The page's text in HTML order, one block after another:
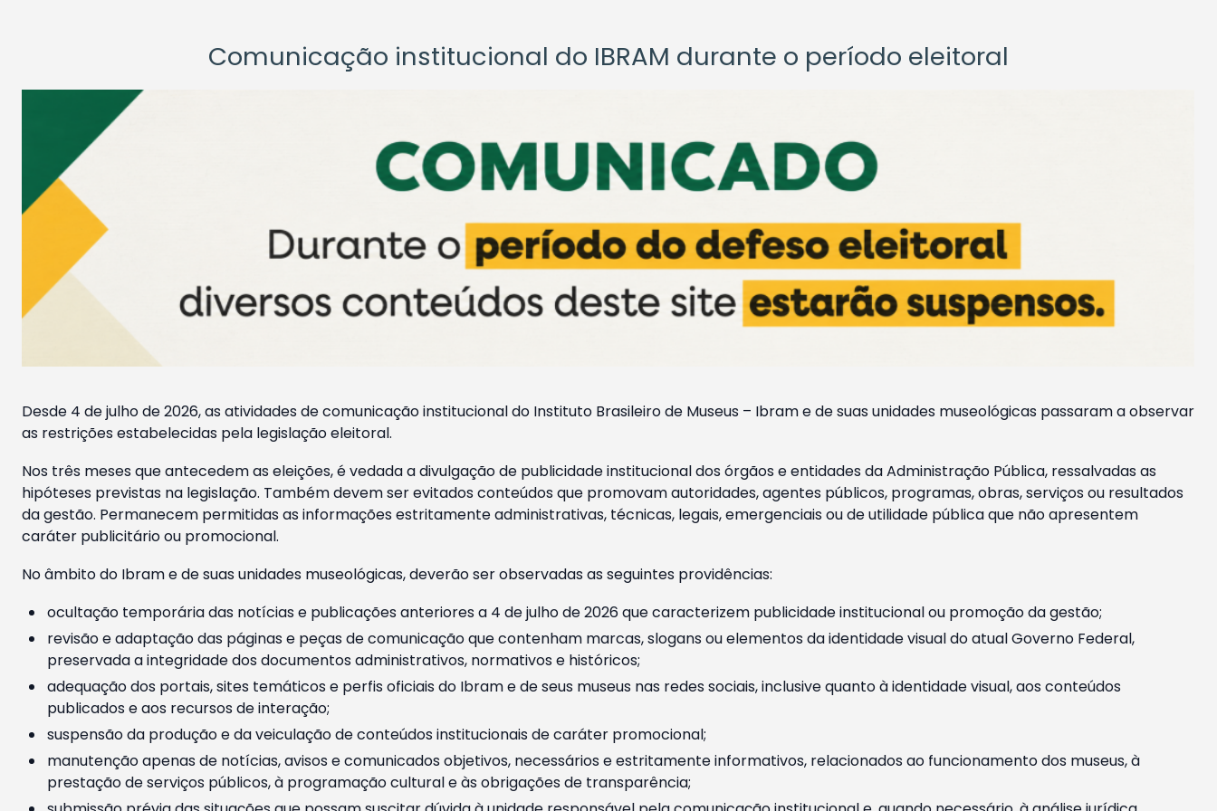
Comunicação institucional do IBRAM durante o período eleitoral
Desde 4 de julho de 2026, as atividades de comunicação institucional do Instituto Brasileiro de Museus – Ibram e de suas unidades museológicas passaram a observar
as restrições estabelecidas pela legislação eleitoral.
Nos três meses que antecedem as eleições, é vedada a divulgação de publicidade institucional dos órgãos e entidades da Administração Pública, ressalvadas as
hipóteses previstas na legislação. Também devem ser evitados conteúdos que promovam autoridades, agentes públicos, programas, obras, serviços ou resultados
da gestão. Permanecem permitidas as informações estritamente administrativas, técnicas, legais, emergenciais ou de utilidade pública que não apresentem
caráter publicitário ou promocional.
No âmbito do Ibram e de suas unidades museológicas, deverão ser observadas as seguintes providências:
ocultação temporária das notícias e publicações anteriores a 4 de julho de 2026 que caracterizem publicidade institucional ou promoção da gestão;
revisão e adaptação das páginas e peças de comunicação que contenham marcas, slogans ou elementos da identidade visual do atual Governo Federal,
preservada a integridade dos documentos administrativos, normativos e históricos;
adequação dos portais, sites temáticos e perfis oficiais do Ibram e de seus museus nas redes sociais, inclusive quanto à identidade visual, aos conteúdos
publicados e aos recursos de interação;
suspensão da produção e da veiculação de conteúdos institucionais de caráter promocional;
manutenção apenas de notícias, avisos e comunicados objetivos, necessários e estritamente informativos, relacionados ao funcionamento dos museus, à
prestação de serviços públicos, à programação cultural e às obrigações de transparência;